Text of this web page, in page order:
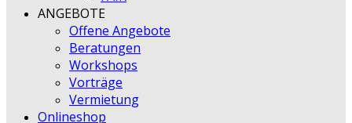
ANGEBOTE
Offene Angebote
Beratungen
Workshops
Vorträge
Vermietung
Onlineshop